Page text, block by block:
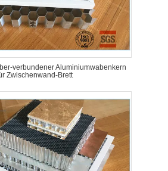
verbundener Aluminiumwabenkern
Zwischenwand-Brett